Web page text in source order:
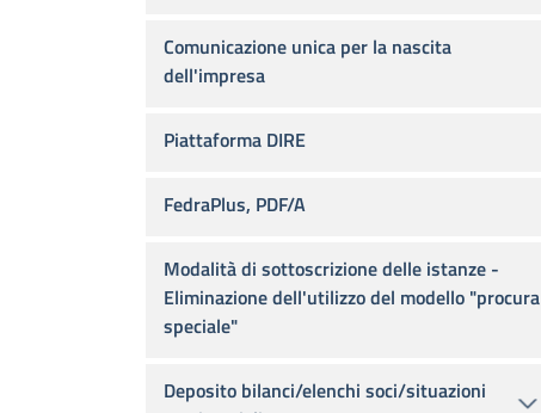
Comunicazione unica per la nascita
dell'impresa
Piattaforma DIRE
FedraPlus, PDF/A
Modalità di sottoscrizione delle istanze -
Eliminazione dell'utilizzo del modello "procura
speciale"
Deposito bilanci/elenchi soci/situazioni